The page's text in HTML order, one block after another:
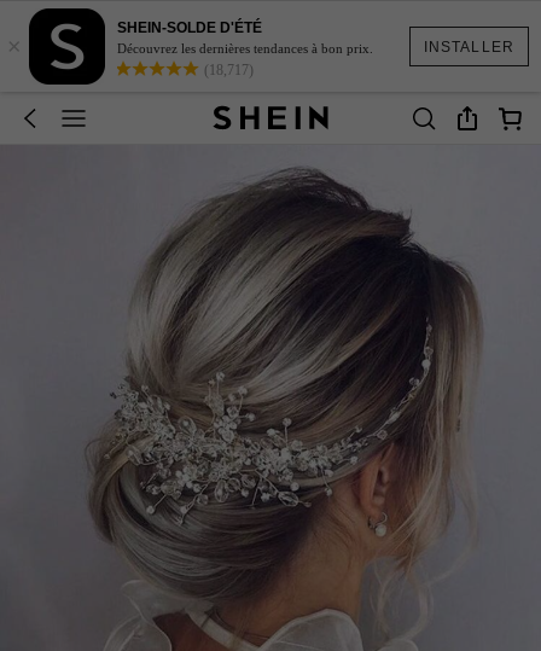
INSTALLER
×
SHEIN-SOLDE D'ÉTÉ
Découvrez les dernières tendances à bon prix.
(18,717)